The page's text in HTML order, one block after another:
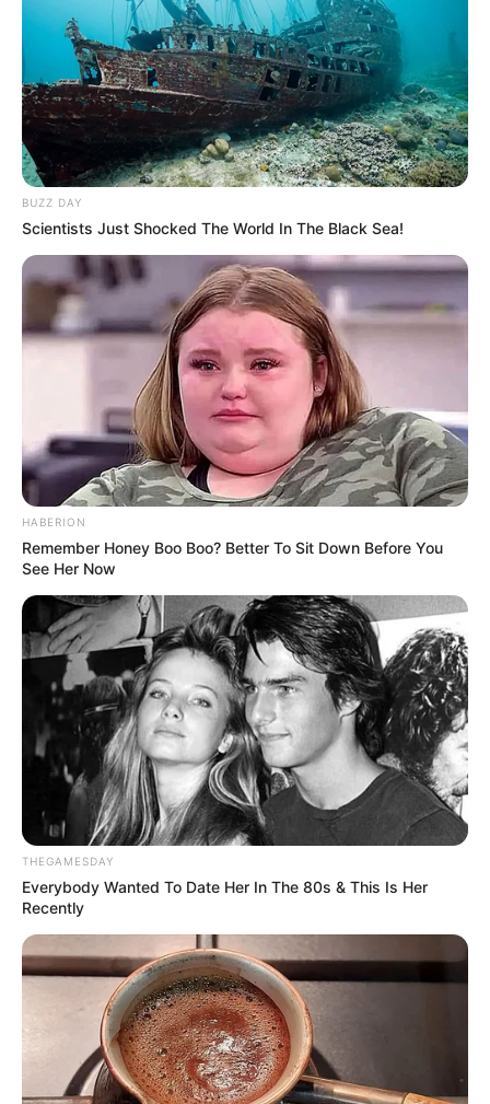
BUZZ DAY
Scientists Just Shocked The World In The Black Sea!
HABERION
Remember Honey Boo Boo? Better To Sit Down Before You
See Her Now
THEGAMESDAY
Everybody Wanted To Date Her In The 80s & This Is Her
Recently